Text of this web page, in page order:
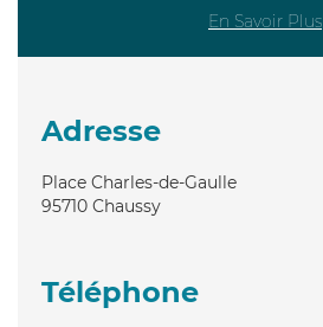
En Savoir Plus
Adresse
Place Charles-de-Gaulle
95710 Chaussy
Téléphone